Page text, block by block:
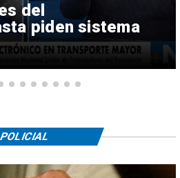
del
piden sistema
POLICIAL